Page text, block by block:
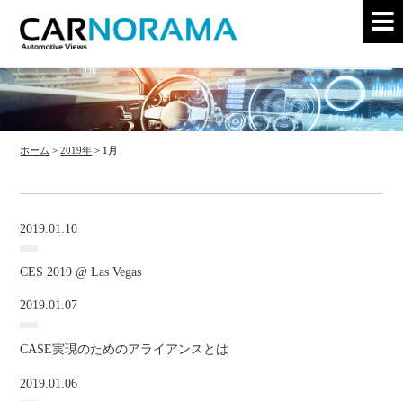
ホーム >2019年 > 1月
2019.01.10
CES 2019 @ Las Vegas
2019.01.07
CASE実現のためのアライアンスとは
2019.01.06